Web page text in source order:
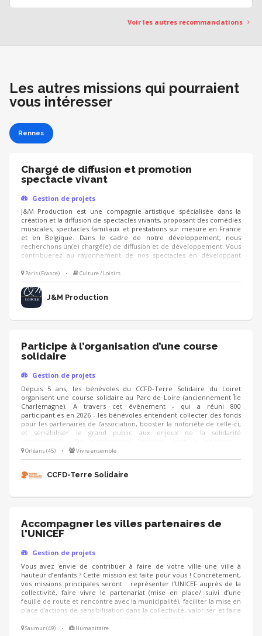
Voir les autres recommandations
Les autres missions qui pourraient
vous intéresser
Rennes
Chargé de diffusion et promotion
spectacle vivant
Gestion de projets
J&M Production est une compagnie artistique spécialisée dans la
création et la diffusion de spectacles vivants, proposant des comédies
musicales, spectacles familiaux et prestations sur mesure en France
et en Belgique. Dans le cadre de notre développement, nous
recherchons un(e) chargé(e) de diffusion et de développement. Vous
contribuerez au rayonnement de nos spectacles en développant
(collectivités, théâtres, entreprises, festivals…), en assurant le suivi
des devis, contrats et réservations, ainsi qu'en participant à la
stratégie promotionnelle de la compagnie. Une expérience dans le
spectacle vivant est requise.
Paris (France) • Culture / Loisirs
J&M Production
Participe à l’organisation d’une course
solidaire
Gestion de projets
Depuis 5 ans, les bénévoles du CCFD-Terre Solidaire du Loiret
organisent une course solidaire au Parc de Loire (anciennement Île
Charlemagne). A travers cet évènement - qui a réuni 800
participant.es en 2026 - les bénévoles entendent collecter des fonds
pour les partenaires de l’association, booster la notoriété de celle-ci,
et sensibiliser le grand public aux enjeux de la solidarité
communication, logistique, recherche de partenaires/mécènes, etc.
NB : l’édition 2027 aura lieu le dimanche 21 mars.
Orléans (45) • Vivre ensemble
CCFD-Terre Solidaire
Accompagner les villes partenaires de
l'UNICEF
Gestion de projets
Vous avez envie de contribuer à faire de votre ville une ville à
hauteur d’enfants ? Cette mission est faite pour vous ! Concrètement,
vos missions principales seront : représenter l’UNICEF auprès de la
collectivité, faire vivre le partenariat (mise en place/ suivi d’une
feuille de route et rencontre avec la municipalité), faciliter la mise en
place d’actions de sensibilisation dans la collectivité, valoriser et faire
droits de l’enfant sur le territoire. Vous aurez la possibilité d’animer
Saumur (49) • Humanitaire